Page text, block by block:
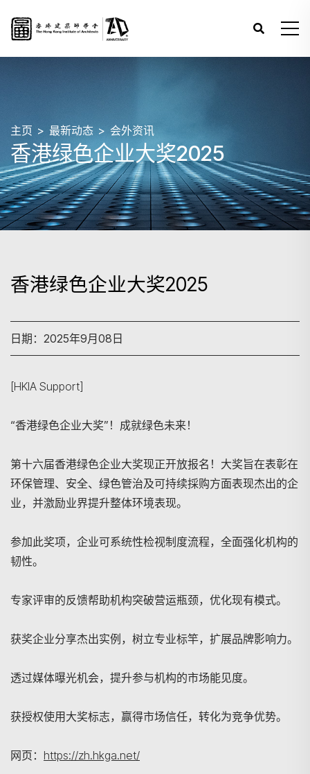
主页 最新动态 会外资讯
香港绿色企业大奖2025
香港绿色企业大奖2025
日期：2025年9月08日
[HKIA Support]
“香港绿色企业大奖”！成就绿色未来！
第十六届香港绿色企业大奖现正开放报名！大奖旨在表彰在
环保管理、安全、绿色管治及可持续採购方面表现杰出的企
业，并激励业界提升整体环境表现。
参加此奖项，企业可系统性检视制度流程，全面强化机构的
韧性。
专家评审的反馈帮助机构突破营运瓶颈，优化现有模式。
获奖企业分享杰出实例，树立专业标竿，扩展品牌影响力。
透过媒体曝光机会，提升参与机构的市场能见度。
获授权使用大奖标志，赢得市场信任，转化为竞争优势。
网页： https://zh.hkga.net/